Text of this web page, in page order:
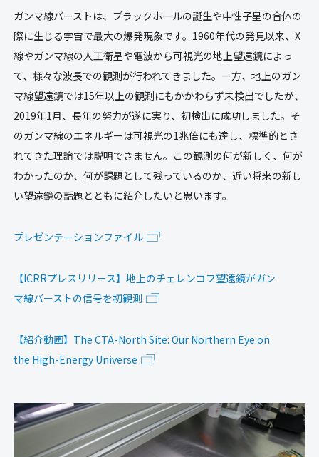
ガンマ線バーストは、ブラックホールの誕生や中性子星の合体の
際に生じる宇宙で最大の爆発現象です。1960年代の発見以来、X
線やガンマ線の人工衛星や電波から可視光の地上望遠鏡によっ
て、様々な波長での観測が行われてきました。一方、地上のガン
マ線望遠鏡では15年以上の観測にもかかわらず未検出でしたが、
2019年1月、長年の努力が遂に実り、初検出に成功しました。そ
のガンマ線のエネルギーは可視光の1兆倍にも達し、標準的とさ
れてきた理論では説明できません。この観測の何が新しく、何が
わかったのか、何が課題として残っているのか、近い将来の新し
い望遠鏡の話題とともに紹介したいと思います。
プレゼンテーションファイル
【ICRRプレスリリース】地上のチェレンコフ望遠鏡がガン
マ線バーストの信号を初観測
【紹介動画】The CTA-North Site: Our Northern Eye on
the High-Energy Universe